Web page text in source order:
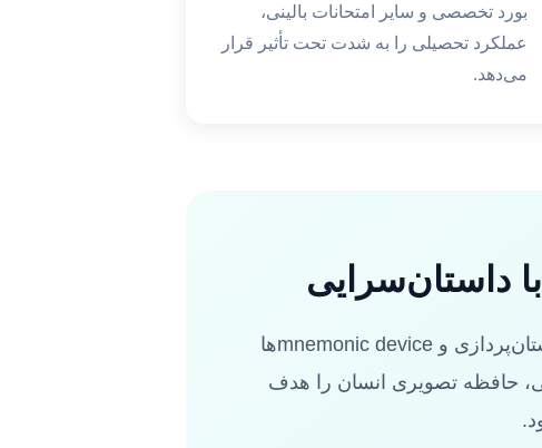
بورد تخصصی و سایر امتحانات بالینی،
عملکرد تحصیلی را به شدت تحت تأثیر قرار
می‌دهد.
پیکمونیک یک سیستم آموزشی مبتنی بر شواهد است که از تکنیک‌های تصویرسازی، داستان‌پردازی و mnemonic deviceها
حافظه تصویری انسان را هدف